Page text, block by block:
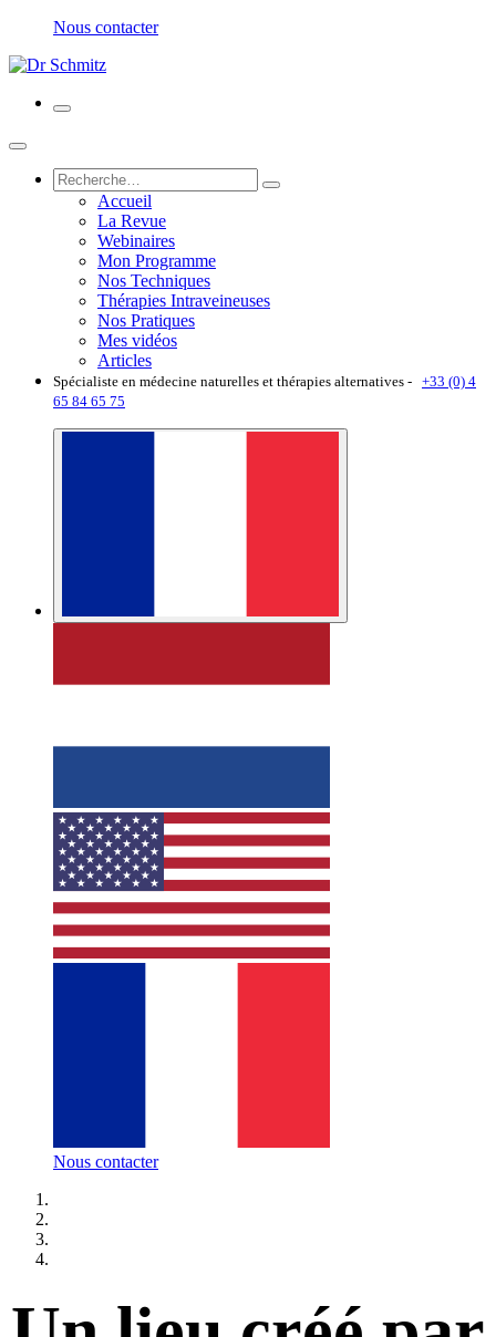
Nous contacter
Accueil
La Revue
Webinaires
Mon Programme
Nos Techniques
Thérapies Intraveineuses
Nos Pratiques
Mes vidéos
Articles
Spécialiste en médecine naturelles et thérapies alternatives - +33 (0) 4
65 84 65 75
Nous contacter